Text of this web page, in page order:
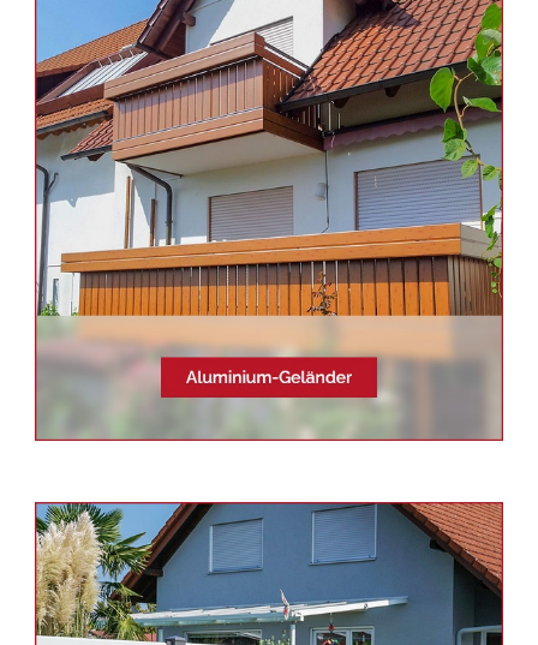
Siehe auch
Balkonsanierung
Wolfschlugen -
Schmid &
Jakobs: ✓Balkongeländer,
Edelstahl Terrassendach,
Aluminium Geländerbau,
Sichtschutz